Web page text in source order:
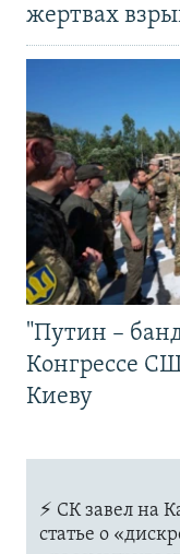
жертвах
"Путин –
Конгрессе
Киеву